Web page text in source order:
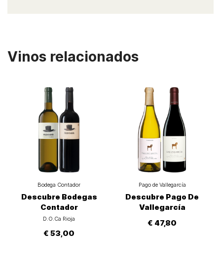
Vinos relacionados
Bodega Contador
Descubre Bodegas
Contador
D.O.Ca Rioja
€ 53,00
Pago de Vallegarcía
Descubre Pago De
Vallegarcía
€ 47,80